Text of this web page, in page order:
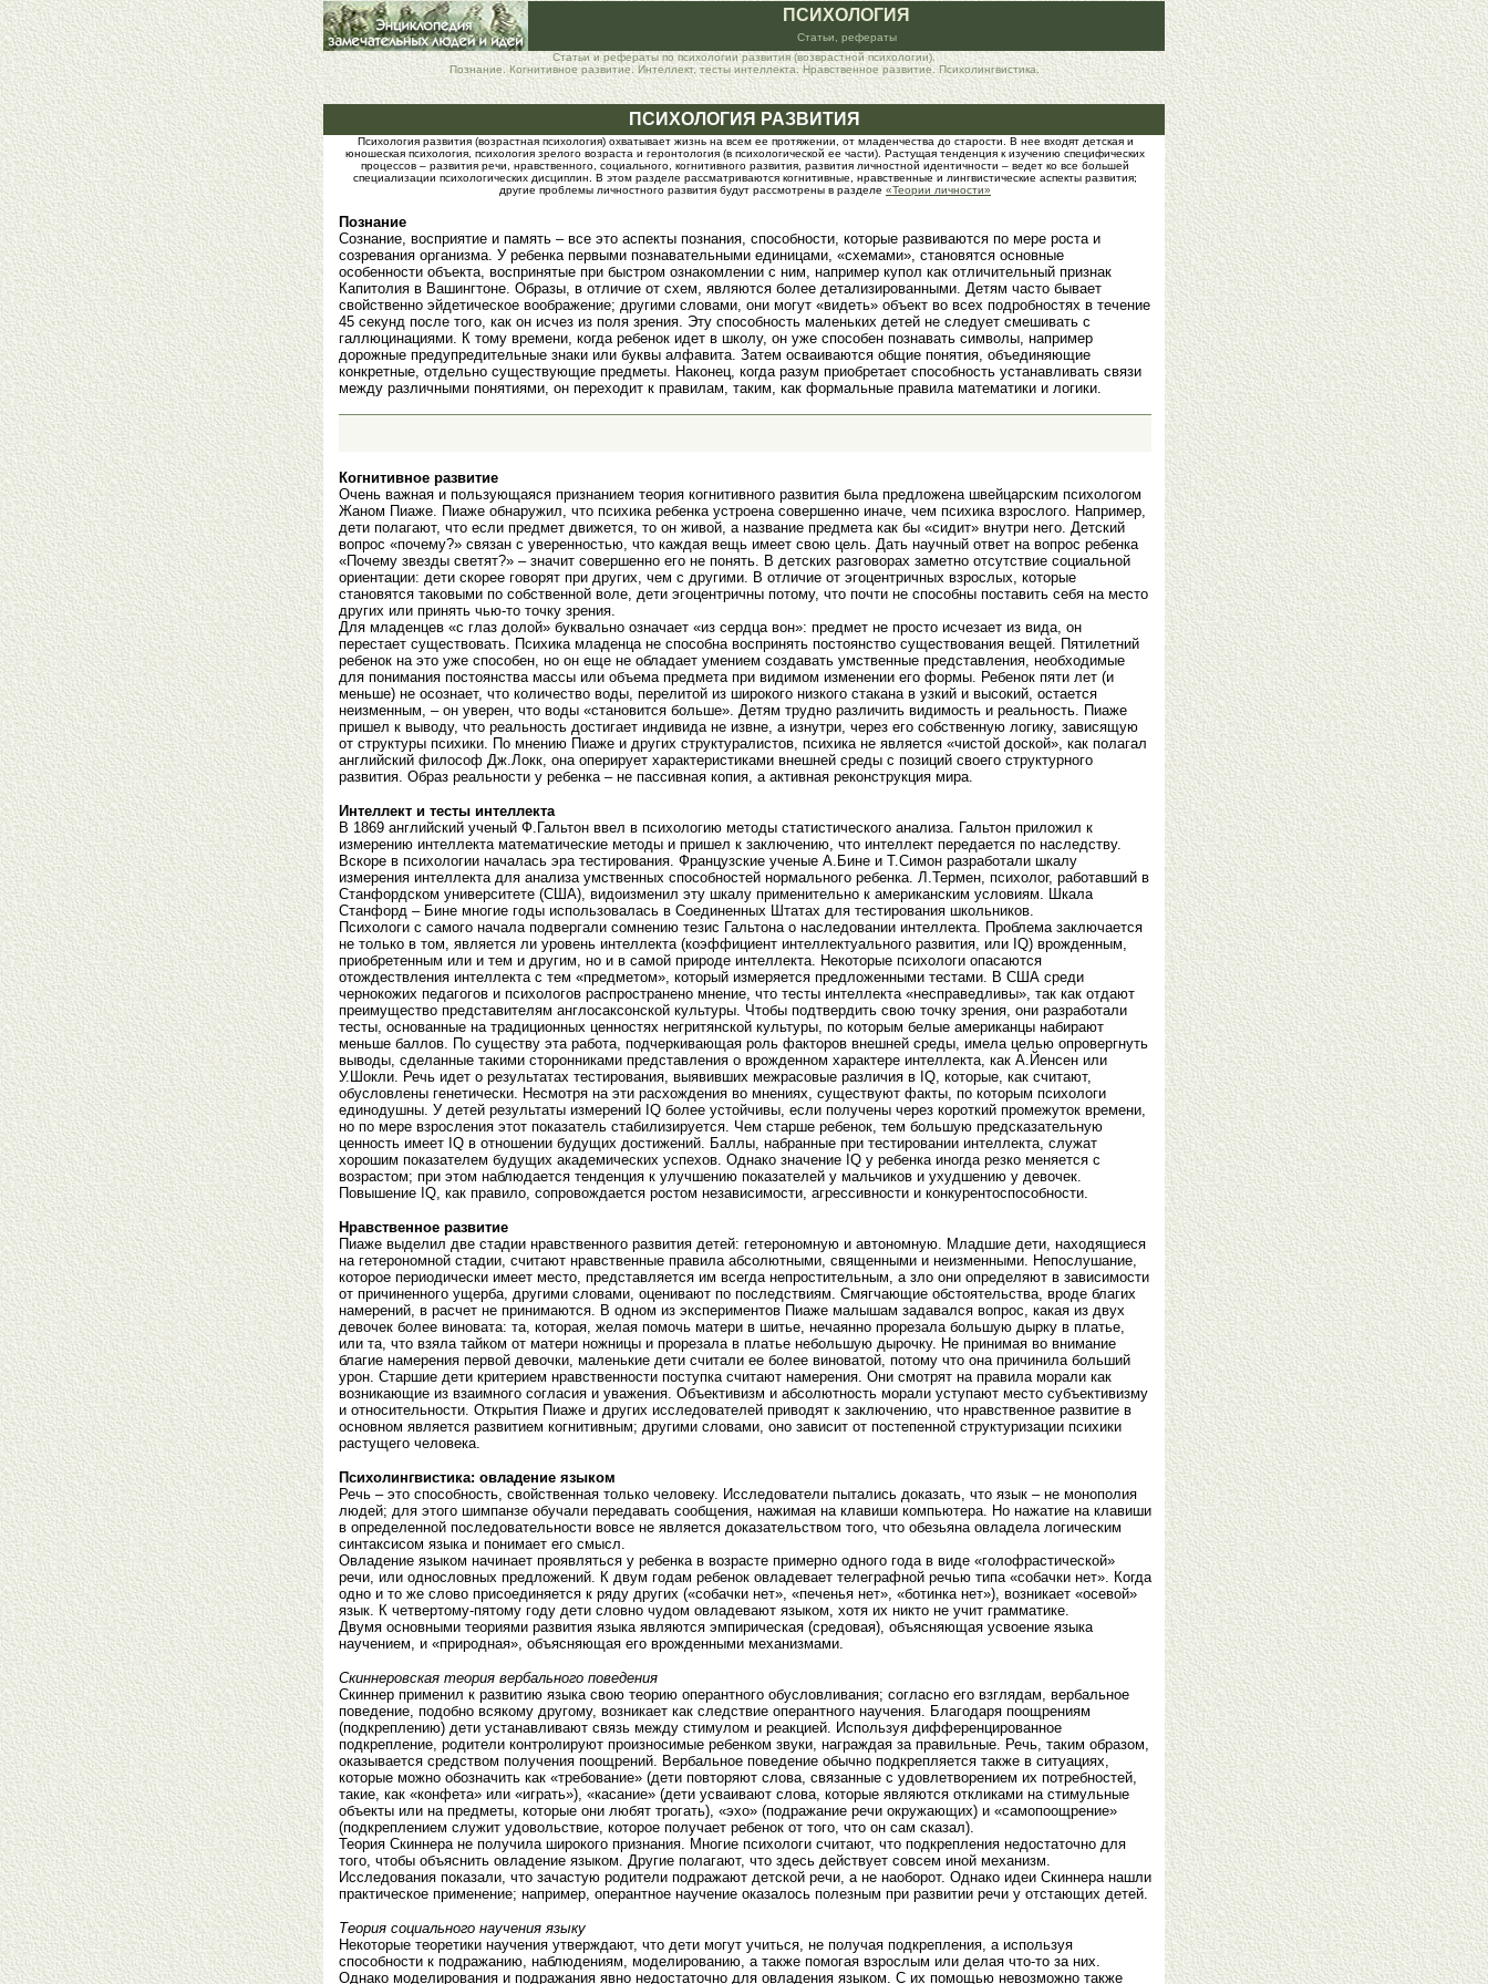
ПСИХОЛОГИЯ
Статьи, рефераты
Статьи и рефераты по психологии развития (возврастной психологии).
Познание. Когнитивное развитие. Интеллект, тесты интеллекта. Нравственное развитие. Психолингвистика.
ПСИХОЛОГИЯ РАЗВИТИЯ
Психология развития (возрастная психология) охватывает жизнь на всем ее протяжении, от младенчества до старости. В нее входят детская и
юношеская психология, психология зрелого возраста и геронтология (в психологической ее части). Растущая тенденция к изучению специфических
процессов – развития речи, нравственного, социального, когнитивного развития, развития личностной идентичности – ведет ко все большей
специализации психологических дисциплин. В этом разделе рассматриваются когнитивные, нравственные и лингвистические аспекты развития;
другие проблемы личностного развития будут рассмотрены в разделе «Теории личности»
Познание
Сознание, восприятие и память – все это аспекты познания, способности, которые развиваются по мере роста и
созревания организма. У ребенка первыми познавательными единицами, «схемами», становятся основные
особенности объекта, воспринятые при быстром ознакомлении с ним, например купол как отличительный признак
Капитолия в Вашингтоне. Образы, в отличие от схем, являются более детализированными. Детям часто бывает
свойственно эйдетическое воображение; другими словами, они могут «видеть» объект во всех подробностях в течение
45 секунд после того, как он исчез из поля зрения. Эту способность маленьких детей не следует смешивать с
галлюцинациями. К тому времени, когда ребенок идет в школу, он уже способен познавать символы, например
дорожные предупредительные знаки или буквы алфавита. Затем осваиваются общие понятия, объединяющие
конкретные, отдельно существующие предметы. Наконец, когда разум приобретает способность устанавливать связи
между различными понятиями, он переходит к правилам, таким, как формальные правила математики и логики.
Когнитивное развитие
Очень важная и пользующаяся признанием теория когнитивного развития была предложена швейцарским психологом
Жаном Пиаже. Пиаже обнаружил, что психика ребенка устроена совершенно иначе, чем психика взрослого. Например,
дети полагают, что если предмет движется, то он живой, а название предмета как бы «сидит» внутри него. Детский
вопрос «почему?» связан с уверенностью, что каждая вещь имеет свою цель. Дать научный ответ на вопрос ребенка
«Почему звезды светят?» – значит совершенно его не понять. В детских разговорах заметно отсутствие социальной
ориентации: дети скорее говорят при других, чем с другими. В отличие от эгоцентричных взрослых, которые
становятся таковыми по собственной воле, дети эгоцентричны потому, что почти не способны поставить себя на место
других или принять чью-то точку зрения.
Для младенцев «с глаз долой» буквально означает «из сердца вон»: предмет не просто исчезает из вида, он
перестает существовать. Психика младенца не способна воспринять постоянство существования вещей. Пятилетний
ребенок на это уже способен, но он еще не обладает умением создавать умственные представления, необходимые
для понимания постоянства массы или объема предмета при видимом изменении его формы. Ребенок пяти лет (и
меньше) не осознает, что количество воды, перелитой из широкого низкого стакана в узкий и высокий, остается
неизменным, – он уверен, что воды «становится больше». Детям трудно различить видимость и реальность. Пиаже
пришел к выводу, что реальность достигает индивида не извне, а изнутри, через его собственную логику, зависящую
от структуры психики. По мнению Пиаже и других структуралистов, психика не является «чистой доской», как полагал
английский философ Дж.Локк, она оперирует характеристиками внешней среды с позиций своего структурного
развития. Образ реальности у ребенка – не пассивная копия, а активная реконструкция мира.
Интеллект и тесты интеллекта
В 1869 английский ученый Ф.Гальтон ввел в психологию методы статистического анализа. Гальтон приложил к
измерению интеллекта математические методы и пришел к заключению, что интеллект передается по наследству.
Вскоре в психологии началась эра тестирования. Французские ученые А.Бине и Т.Симон разработали шкалу
измерения интеллекта для анализа умственных способностей нормального ребенка. Л.Термен, психолог, работавший в
Станфордском университете (США), видоизменил эту шкалу применительно к американским условиям. Шкала
Станфорд – Бине многие годы использовалась в Соединенных Штатах для тестирования школьников.
Психологи с самого начала подвергали сомнению тезис Гальтона о наследовании интеллекта. Проблема заключается
не только в том, является ли уровень интеллекта (коэффициент интеллектуального развития, или IQ) врожденным,
приобретенным или и тем и другим, но и в самой природе интеллекта. Некоторые психологи опасаются
отождествления интеллекта с тем «предметом», который измеряется предложенными тестами. В США среди
чернокожих педагогов и психологов распространено мнение, что тесты интеллекта «несправедливы», так как отдают
преимущество представителям англосаксонской культуры. Чтобы подтвердить свою точку зрения, они разработали
тесты, основанные на традиционных ценностях негритянской культуры, по которым белые американцы набирают
меньше баллов. По существу эта работа, подчеркивающая роль факторов внешней среды, имела целью опровергнуть
выводы, сделанные такими сторонниками представления о врожденном характере интеллекта, как А.Йенсен или
У.Шокли. Речь идет о результатах тестирования, выявивших межрасовые различия в IQ, которые, как считают,
обусловлены генетически. Несмотря на эти расхождения во мнениях, существуют факты, по которым психологи
единодушны. У детей результаты измерений IQ более устойчивы, если получены через короткий промежуток времени,
но по мере взросления этот показатель стабилизируется. Чем старше ребенок, тем большую предсказательную
ценность имеет IQ в отношении будущих достижений. Баллы, набранные при тестировании интеллекта, служат
хорошим показателем будущих академических успехов. Однако значение IQ у ребенка иногда резко меняется с
возрастом; при этом наблюдается тенденция к улучшению показателей у мальчиков и ухудшению у девочек.
Повышение IQ, как правило, сопровождается ростом независимости, агрессивности и конкурентоспособности.
Нравственное развитие
Пиаже выделил две стадии нравственного развития детей: гетерономную и автономную. Младшие дети, находящиеся
на гетерономной стадии, считают нравственные правила абсолютными, священными и неизменными. Непослушание,
которое периодически имеет место, представляется им всегда непростительным, а зло они определяют в зависимости
от причиненного ущерба, другими словами, оценивают по последствиям. Смягчающие обстоятельства, вроде благих
намерений, в расчет не принимаются. В одном из экспериментов Пиаже малышам задавался вопрос, какая из двух
девочек более виновата: та, которая, желая помочь матери в шитье, нечаянно прорезала большую дырку в платье,
или та, что взяла тайком от матери ножницы и прорезала в платье небольшую дырочку. Не принимая во внимание
благие намерения первой девочки, маленькие дети считали ее более виноватой, потому что она причинила больший
урон. Старшие дети критерием нравственности поступка считают намерения. Они смотрят на правила морали как
возникающие из взаимного согласия и уважения. Объективизм и абсолютность морали уступают место субъективизму
и относительности. Открытия Пиаже и других исследователей приводят к заключению, что нравственное развитие в
основном является развитием когнитивным; другими словами, оно зависит от постепенной структуризации психики
растущего человека.
Психолингвистика: овладение языком
Речь – это способность, свойственная только человеку. Исследователи пытались доказать, что язык – не монополия
людей; для этого шимпанзе обучали передавать сообщения, нажимая на клавиши компьютера. Но нажатие на клавиши
в определенной последовательности вовсе не является доказательством того, что обезьяна овладела логическим
синтаксисом языка и понимает его смысл.
Овладение языком начинает проявляться у ребенка в возрасте примерно одного года в виде «голофрастической»
речи, или однословных предложений. К двум годам ребенок овладевает телеграфной речью типа «собачки нет». Когда
одно и то же слово присоединяется к ряду других («собачки нет», «печенья нет», «ботинка нет»), возникает «осевой»
язык. К четвертому-пятому году дети словно чудом овладевают языком, хотя их никто не учит грамматике.
Двумя основными теориями развития языка являются эмпирическая (средовая), объясняющая усвоение языка
научением, и «природная», объясняющая его врожденными механизмами.
Скиннеровская теория вербального поведения
Скиннер применил к развитию языка свою теорию оперантного обусловливания; согласно его взглядам, вербальное
поведение, подобно всякому другому, возникает как следствие оперантного научения. Благодаря поощрениям
(подкреплению) дети устанавливают связь между стимулом и реакцией. Используя дифференцированное
подкрепление, родители контролируют произносимые ребенком звуки, награждая за правильные. Речь, таким образом,
оказывается средством получения поощрений. Вербальное поведение обычно подкрепляется также в ситуациях,
которые можно обозначить как «требование» (дети повторяют слова, связанные с удовлетворением их потребностей,
такие, как «конфета» или «играть»), «касание» (дети усваивают слова, которые являются откликами на стимульные
объекты или на предметы, которые они любят трогать), «эхо» (подражание речи окружающих) и «самопоощрение»
(подкреплением служит удовольствие, которое получает ребенок от того, что он сам сказал).
Теория Скиннера не получила широкого признания. Многие психологи считают, что подкрепления недостаточно для
того, чтобы объяснить овладение языком. Другие полагают, что здесь действует совсем иной механизм.
Исследования показали, что зачастую родители подражают детской речи, а не наоборот. Однако идеи Скиннера нашли
практическое применение; например, оперантное научение оказалось полезным при развитии речи у отстающих детей.
Теория социального научения языку
Некоторые теоретики научения утверждают, что дети могут учиться, не получая подкрепления, а используя
способности к подражанию, наблюдениям, моделированию, а также помогая взрослым или делая что-то за них.
Однако моделирования и подражания явно недостаточно для овладения языком. С их помощью невозможно также